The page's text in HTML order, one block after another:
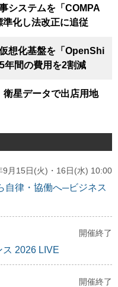
システムを「COMPA
化し法改正に追従
想化基盤を「OpenShi
間の費用を2割減
星データで出店用地
9月15日(火)・16日(水) 10:00
自律・協働へ─ビジネス
開催終了
2026 LIVE
開催終了